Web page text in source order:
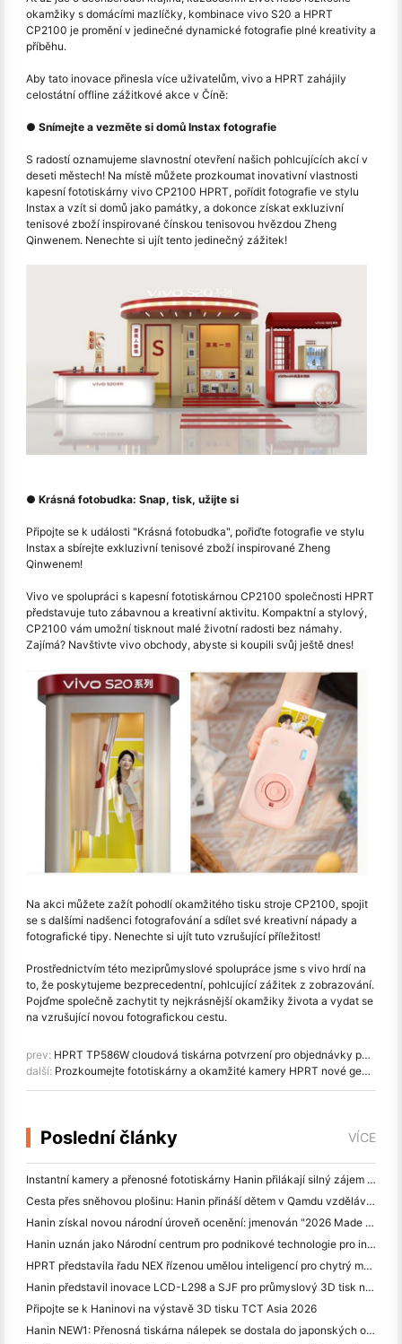
okamžiky s domácími mazlíčky, kombinace vivo S20 a HPRT
CP2100 je promění v jedinečné dynamické fotografie plné kreativity a
příběhu.
Aby tato inovace přinesla více uživatelům, vivo a HPRT zahájily
celostátní offline zážitkové akce v Číně:
● Snímejte a vezměte si domů Instax fotografie
S radostí oznamujeme slavnostní otevření našich pohlcujících akcí v
deseti městech! Na místě můžete prozkoumat inovativní vlastnosti
kapesní fototiskárny vivo CP2100 HPRT, pořídit fotografie ve stylu
Instax a vzít si domů jako památky, a dokonce získat exkluzivní
tenisové zboží inspirované čínskou tenisovou hvězdou Zheng
Qinwenem. Nenechte si ujít tento jedinečný zážitek!
● Krásná fotobudka: Snap, tisk, užijte si
Připojte se k události "Krásná fotobudka", pořiďte fotografie ve stylu
Instax a sbírejte exkluzivní tenisové zboží inspirované Zheng
Qinwenem!
Vivo ve spolupráci s kapesní fototiskárnou CP2100 společnosti HPRT
představuje tuto zábavnou a kreativní aktivitu. Kompaktní a stylový,
CP2100 vám umožní tisknout malé životní radosti bez námahy.
Zajímá? Navštivte vivo obchody, abyste si koupili svůj ještě dnes!
Na akci můžete zažít pohodlí okamžitého tisku stroje CP2100, spojit
se s dalšími nadšenci fotografování a sdílet své kreativní nápady a
fotografické tipy. Nenechte si ujít tuto vzrušující příležitost!
Prostřednictvím této meziprůmyslové spolupráce jsme s vivo hrdí na
to, že poskytujeme bezprecedentní, pohlcující zážitek z zobrazování.
Pojďme společně zachytit ty nejkrásnější okamžiky života a vydat se
na vzrušující novou fotografickou cestu.
prev: HPRT TP586W cloudová tiskárna potvrzení pro objednávky potravin, nyní k dispozici!
další: Prozkoumejte fototiskárny a okamžité kamery HPRT nové generace na CES 2025
Poslední články VÍCE
Instantní kamery a přenosné fototiskárny Hanin přilákají silný zájem o IEAE Shenzhen 2026
Cesta přes sněhovou plošinu: Hanin přináší dětem v Qamdu vzdělávací programy fotografie
Hanin získal novou národní úroveň ocenění: jmenován "2026 Made in China · Důvěryhodná značka spotřebitelů"
Hanin uznán jako Národní centrum pro podnikové technologie pro inovační vedení
HPRT představila řadu NEX řízenou umělou inteligencí pro chytrý maloobchodní obchod na CHINASHOP 2026
Hanin představil inovace LCD-L298 a SJF pro průmyslový 3D tisk na TCT Asia 2026
Připojte se k Haninovi na výstavě 3D tisku TCT Asia 2026
Hanin NEW1: Přenosná tiskárna nálepek se dostala do japonských obchodů LOFT